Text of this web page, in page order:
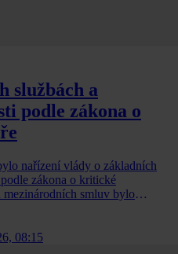
službách a
podle zákona o
nařízení vlády o základních
zákona o kritické
mezinárodních smluv bylo
08:15